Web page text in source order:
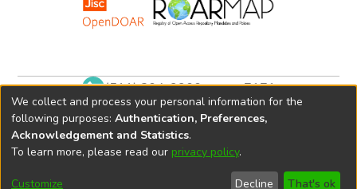
(511) 204-9900 anexo 7171
biblioteca@oefa.gob.pe
We collect and process your personal information for the
following purposes: Authentication, Preferences,
Acknowledgement and Statistics.
To learn more, please read our privacy policy.
Customize Decline That's ok